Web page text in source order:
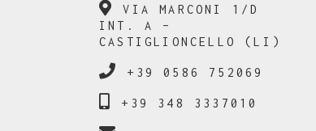
VIA MARCONI 1/D
INT. A –
CASTIGLIONCELLO (LI)
+39 0586 752069
+39 348 3337010